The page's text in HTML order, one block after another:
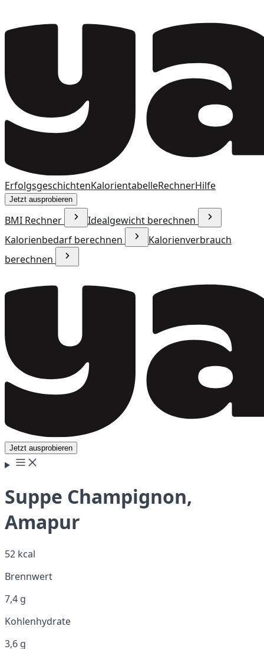
ErfolgsgeschichtenKalorientabelleRechnerHilfe
Jetzt ausprobieren
BMI Rechner
Idealgewicht berechnen
Kalorienbedarf berechnen
Kalorienverbrauch
berechnen
Jetzt ausprobieren
Suppe Champignon,
Amapur
52 kcal
Brennwert
7,4 g
Kohlenhydrate
3,6 g